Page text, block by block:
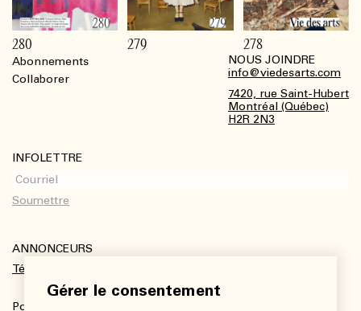
Gérer le consentement
Abonnements
Collaborer
NOUS JOINDRE
info@viedesarts.com
7420, rue Saint-Hubert
Montréal (Québec)
H2R 2N3
INFOLETTRE
ANNONCEURS
Télécharger le kit média
Pour plus de renseignements :
280 279 278